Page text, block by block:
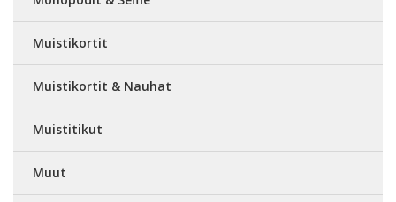
Muistikortit
Muistikortit & Nauhat
Muistitikut
Muut